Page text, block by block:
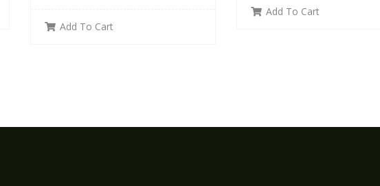
Add To Cart
Add To Cart